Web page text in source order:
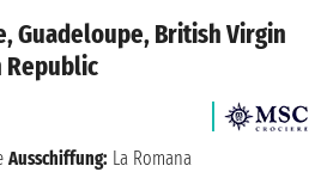
Guadeloupe, British Virgin
Republic
Ausschiffung: La Romana